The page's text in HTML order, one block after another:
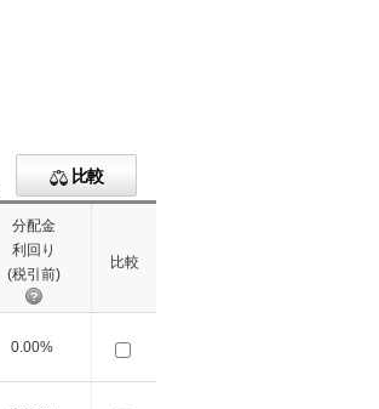
比較
分配金
利回り
(税引前)
比較
0.00%